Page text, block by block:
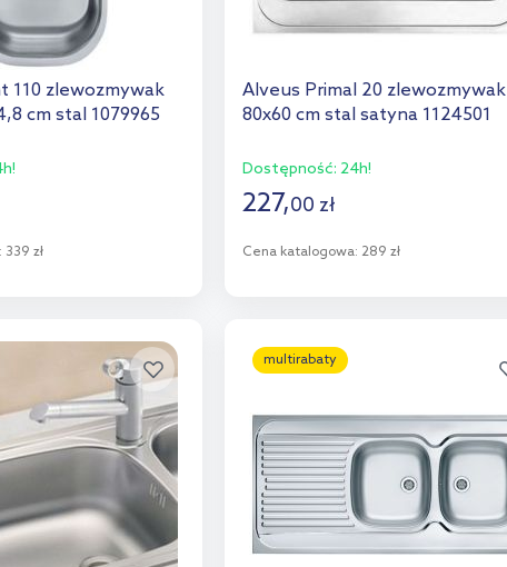
110 zlewozmywak
cm stal 1079965
339 zł
do porównania
Alveus Primal 20 zlewozmywak
80x60 cm stal satyna 1124501
Dostępność: 24h!
227,00 zł
Cena katalogowa: 289 zł
Dodaj do porównania
multirabaty